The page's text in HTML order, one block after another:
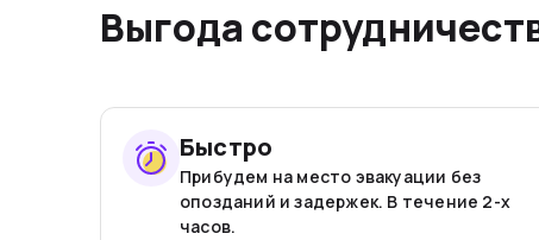
Выгода
Быстро
Прибудем на место эвакуации без
опозданий и задержек. В течение 2-х
часов.